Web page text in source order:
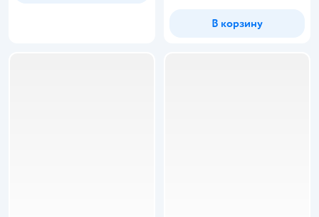
В корзину